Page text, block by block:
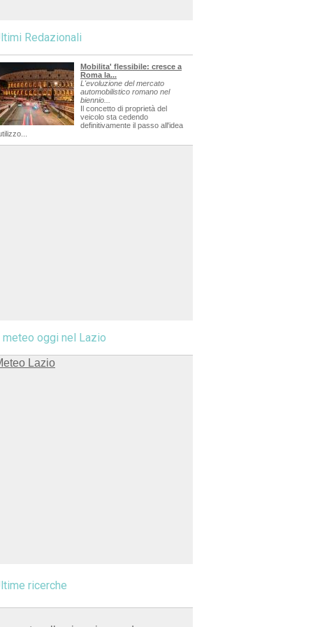
Redazionali
Mobilita' flessibile: cresce a
Roma la...
L'evoluzione del mercato
automobilistico romano nel
biennio...
Il concetto di proprietà del
veicolo sta cedendo
definitivamente il passo all'idea
meteo oggi nel Lazio
ricerche